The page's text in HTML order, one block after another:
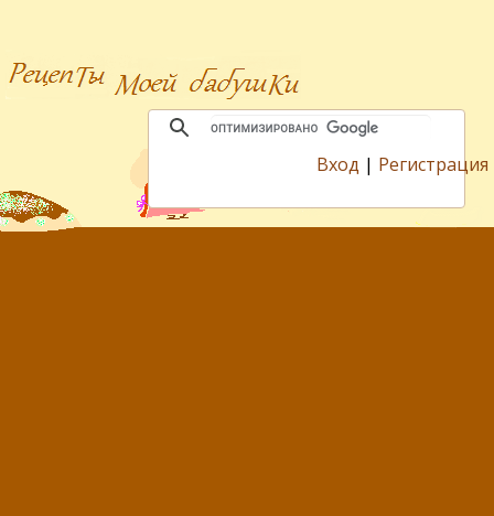
Вход | Регистрация